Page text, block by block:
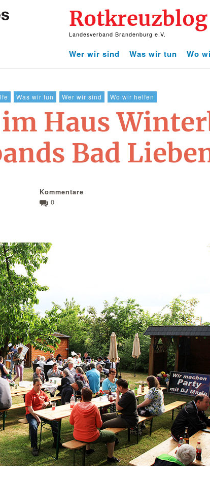
Rotkreuzblog
Landesverband Brandenburg e.V.
Wer wir sind
Was wir tun Wo
Was wir tun Wer wir sind Wo wir helfen
Haus
Bad
Kommentare
0